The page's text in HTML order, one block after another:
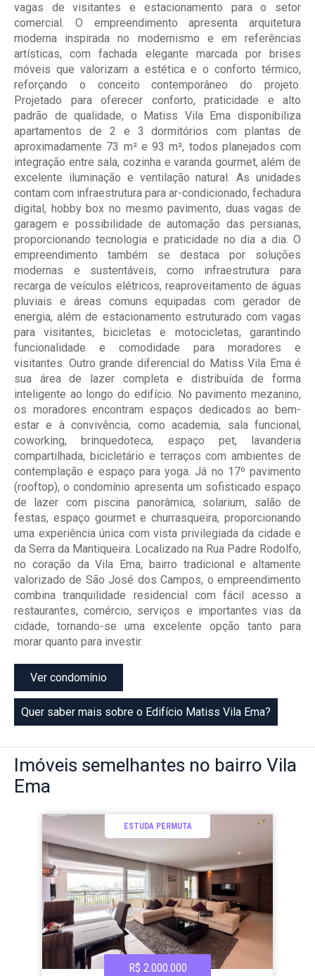
vagas de visitantes e estacionamento para o setor
comercial. O empreendimento apresenta arquitetura
moderna inspirada no modernismo e em referências
artísticas, com fachada elegante marcada por brises
móveis que valorizam a estética e o conforto térmico,
reforçando o conceito contemporâneo do projeto.
Projetado para oferecer conforto, praticidade e alto
padrão de qualidade, o Matiss Vila Ema disponibiliza
apartamentos de 2 e 3 dormitórios com plantas de
aproximadamente 73 m² e 93 m², todos planejados com
integração entre sala, cozinha e varanda gourmet, além de
excelente iluminação e ventilação natural. As unidades
contam com infraestrutura para ar-condicionado, fechadura
digital, hobby box no mesmo pavimento, duas vagas de
garagem e possibilidade de automação das persianas,
proporcionando tecnologia e praticidade no dia a dia. O
empreendimento também se destaca por soluções
modernas e sustentáveis, como infraestrutura para
recarga de veículos elétricos, reaproveitamento de águas
pluviais e áreas comuns equipadas com gerador de
energia, além de estacionamento estruturado com vagas
para visitantes, bicicletas e motocicletas, garantindo
funcionalidade e comodidade para moradores e
visitantes. Outro grande diferencial do Matiss Vila Ema é
sua área de lazer completa e distribuída de forma
inteligente ao longo do edifício. No pavimento mezanino,
os moradores encontram espaços dedicados ao bem-
estar e à convivência, como academia, sala funcional,
coworking, brinquedoteca, espaço pet, lavanderia
compartilhada, bicicletário e terraços com ambientes de
contemplação e espaço para yoga. Já no 17º pavimento
(rooftop), o condomínio apresenta um sofisticado espaço
de lazer com piscina panorâmica, solarium, salão de
festas, espaço gourmet e churrasqueira, proporcionando
uma experiência única com vista privilegiada da cidade e
da Serra da Mantiqueira. Localizado na Rua Padre Rodolfo,
no coração da Vila Ema, bairro tradicional e altamente
valorizado de São José dos Campos, o empreendimento
combina tranquilidade residencial com fácil acesso a
restaurantes, comércio, serviços e importantes vias da
cidade, tornando-se uma excelente opção tanto para
morar quanto para investir.
Ver condomínio
Quer saber mais sobre o Edifício Matiss Vila Ema?
Imóveis semelhantes no bairro Vila
Ema
ESTUDA PERMUTA
R$ 2.000.000